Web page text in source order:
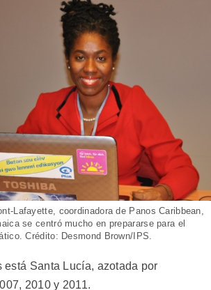
Lafayette, coordinadora de Panos Caribbean,
se centró mucho en prepararse para el
Crédito: Desmond Brown/IPS.
está Santa Lucía, azotada por
2010 y 2011.